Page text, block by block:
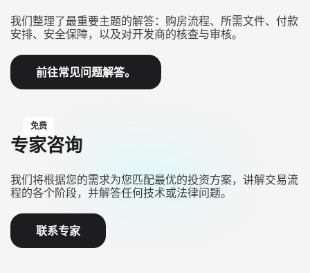
我们整理了最重要主题的解答：购房流程、所需文件、付款
安排、安全保障，以及对开发商的核查与审核。
前往常见问题解答。
免费
专家咨询
我们将根据您的需求为您匹配最优的投资方案，讲解交易流
程的各个阶段，并解答任何技术或法律问题。
联系专家